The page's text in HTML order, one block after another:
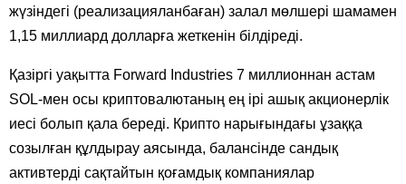
жүзіндегі (реализацияланбаған) залал мөлшері шамамен
1,15 миллиард долларға жеткенін білдіреді.
Қазіргі уақытта Forward Industries 7 миллионнан астам
SOL-мен осы криптовалютаның ең ірі ашық акционерлік
иесі болып қала береді. Крипто нарығындағы ұзаққа
созылған құлдырау аясында, балансінде сандық
активтерді сақтайтын қоғамдық компаниялар